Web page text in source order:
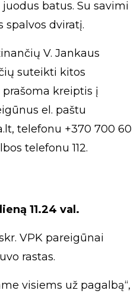
batus. Su savimi
spalvos dviratį.
V. Jankaus
suteikti kitos
kreiptis į
el. paštu
, telefonu +370 700 60
telefonu 112.
11.24 val.
VPK pareigūnai
rastas.
visiems už pagalbą“,